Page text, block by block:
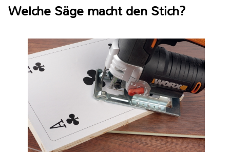
Welche Säge macht den Stich?